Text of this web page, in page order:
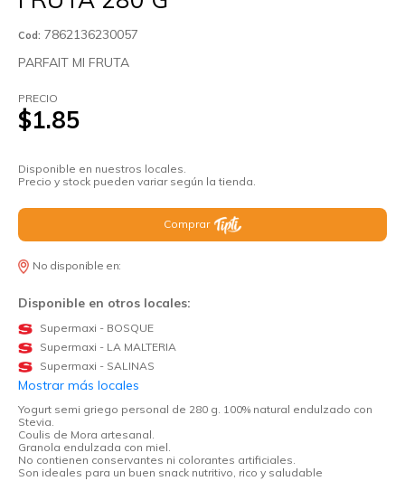
Cod: 7862136230057
PARFAIT MI FRUTA
PRECIO
$1.85
Disponible en nuestros locales.
Precio y stock pueden variar según la tienda.
Comprar
No disponible en:
Disponible en otros locales:
Supermaxi - BOSQUE
Supermaxi - LA MALTERIA
Supermaxi - SALINAS
Mostrar más locales
Yogurt semi griego personal de 280 g. 100% natural endulzado con
Stevia.
Coulis de Mora artesanal.
Granola endulzada con miel.
No contienen conservantes ni colorantes artificiales.
Son ideales para un buen snack nutritivo, rico y saludable